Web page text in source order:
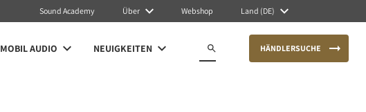
Sound Academy Über Webshop Land (DE)
MOBIL AUDIO NEUIGKEITEN HÄNDLERSUCHE